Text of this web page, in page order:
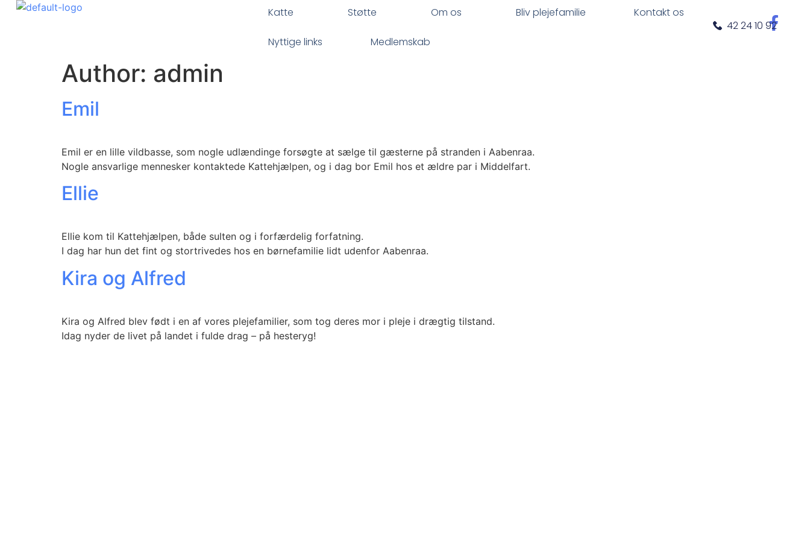
42 24 10 92
Katte Støtte Om os Bliv plejefamilie Kontakt os
Nyttige links Medlemskab
Author: admin
Emil
Emil er en lille vildbasse, som nogle udlændinge forsøgte at sælge til gæsterne på stranden i Aabenraa.
Nogle ansvarlige mennesker kontaktede Kattehjælpen, og i dag bor Emil hos et ældre par i Middelfart.
Ellie
Ellie kom til Kattehjælpen, både sulten og i forfærdelig forfatning.
I dag har hun det fint og stortrivedes hos en børnefamilie lidt udenfor Aabenraa.
Kira og Alfred
Kira og Alfred blev født i en af vores plejefamilier, som tog deres mor i pleje i drægtig tilstand.
Idag nyder de livet på landet i fulde drag – på hesteryg!